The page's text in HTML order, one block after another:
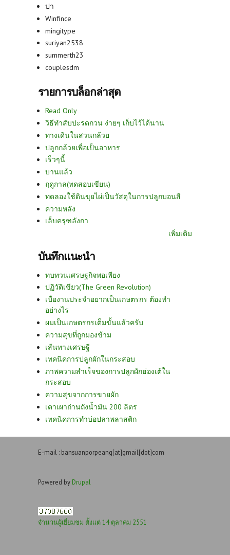
ปา
Winfince
mingitype
suriyan2538
summerth23
couplesdm
รายการบล็อกล่าสุด
Read Only
วิธีทำสับปะรดกวน ง่ายๆ เก็บไว้ได้นาน
ทางเดินในสวนกล้วย
ปลูกกล้วยเพื่อเป็นอาหาร
เร็วๆนี้
บานแล้ว
ฤดูกาล(ทดสอบเขียน)
ทดลองใช้ดินขุยไผ่เป็นวัสดุในการปลูกบอนสี
ความหลัง
เล็บครุฑลังกา
เพิ่มเติม
บันทึกแนะนำ
ทบทวนเศรษฐกิจพอเพียง
ปฏิวัติเขียว(The Green Revolution)
เบื่องานประจำอยากเป็นเกษตรกร ต้องทำ
อย่างไร
ผมเป็นเกษตรกรเต็มขั้นแล้วครับ
ความสุขที่ถูกมองข้าม
เส้นทางเศรษฐี
เทคนิคการปลูกผักในกระสอบ
ภาพความสำเร็จของการปลูกผักฮ่องเต้ใน
กระสอบ
ความสุขจากการขายผัก
เตาเผาถ่านถังน้ำมัน 200 ลิตร
เทคนิคการทำบ่อปลาพลาสติก
E-mail : bansuanporpeang[at]gmail[dot]com
Powered by Drupal
จำนวนผู้เยี่ยมชม ตั้งแต่ 14 ตุลาคม 2551